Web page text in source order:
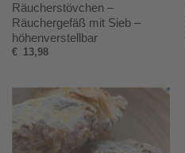
Räucherstövchen –
Räuchergefäß mit Sieb –
höhenverstellbar
€ 13,98